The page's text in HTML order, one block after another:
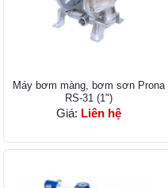
Máy bơm màng, bơm sơn Prona
RS-31 (1")
Giá: Liên hệ